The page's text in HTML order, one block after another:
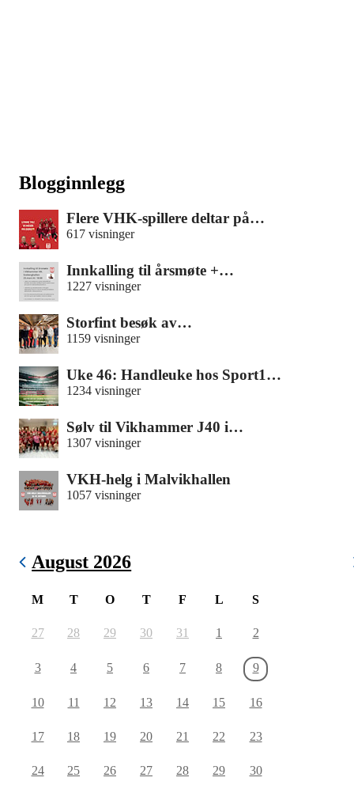
Blogginnlegg
Flere VHK-spillere deltar på…
617 visninger
Innkalling til årsmøte +…
1227 visninger
Storfint besøk av…
1159 visninger
Uke 46: Handleuke hos Sport1…
1234 visninger
Sølv til Vikhammer J40 i…
1307 visninger
VKH-helg i Malvikhallen
1057 visninger
August 2026
M T O T F L S
27 28 29 30 31 1 2
3 4 5 6 7 8 9
10 11 12 13 14 15 16
17 18 19 20 21 22 23
24 25 26 27 28 29 30